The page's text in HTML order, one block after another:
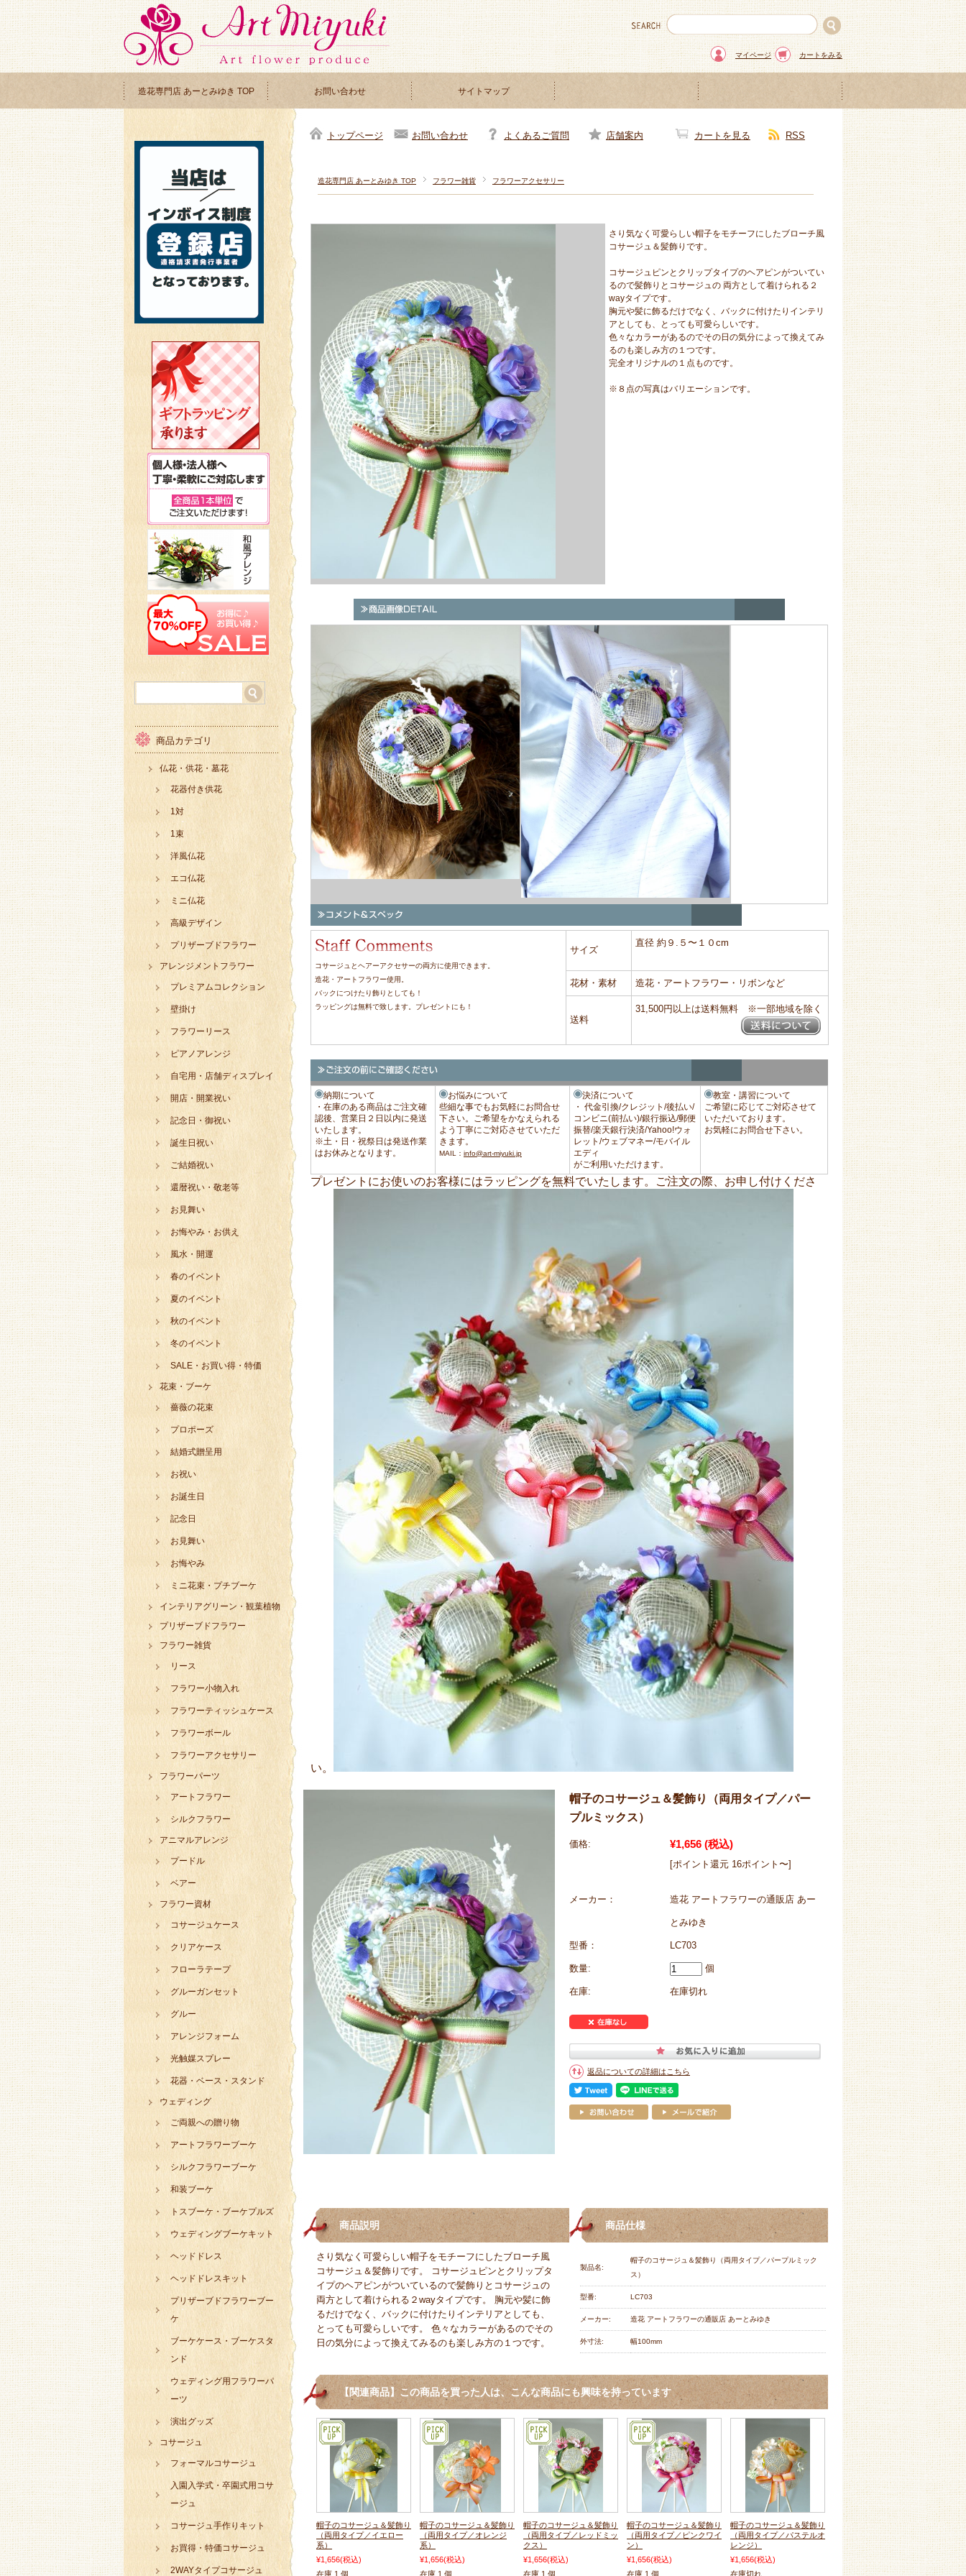
マイページ カートをみる
造花専門店 あーとみゆき TOP お問い合わせ サイトマップ
トップページ お問い合わせ よくあるご質問 店舗案内 カートを見る RSS
造花専門店 あーとみゆき TOP フラワー雑貨 フラワーアクセサリー
さり気なく可愛らしい帽子をモチーフにしたブローチ風
コサージュ＆髪飾りです。
コサージュピンとクリップタイプのヘアピンがついてい
るので髪飾りとコサージュの 両方として着けられる２
wayタイプです。
胸元や髪に飾るだけでなく、バックに付けたりインテリ
アとしても、とっても可愛らしいです。
色々なカラーがあるのでその日の気分によって換えてみ
るのも楽しみ方の１つです。
完全オリジナルの１点ものです。
※８点の写真はバリエーションです。
コサージュとヘアーアクセサーの両方に使用できます。
造花・アートフラワー使用。
バックにつけたり飾りとしても！
ラッピングは無料で致します。プレゼントにも！
サイズ
直径 約９.５〜１０cm
花材・素材 造花・アートフラワー・リボンなど
送料
31,500円以上は送料無料 ※一部地域を除く
納期について
・在庫のある商品はご注文確
認後、営業日２日以内に発送
いたします。
※土・日・祝祭日は発送作業
はお休みとなります。
お悩みについて
些細な事でもお気軽にお問合せ
下さい。ご希望をかなえられる
よう丁寧にご対応させていただ
きます。
MAIL： info@art-miyuki.jp
決済について
・ 代金引換/クレジット/後払い/
コンビニ(前払い)/銀行振込/郵便
振替/楽天銀行決済/Yahoo!ウォ
レット/ウェブマネー/モバイル
エディ
がご利用いただけます。
教室・講習について
ご希望に応じてご対応させて
いただいております。
お気軽にお問合せ下さい。
プレゼントにお使いのお客様にはラッピングを無料でいたします。ご注文の際、お申し付けくださ
い。
帽子のコサージュ＆髪飾り（両用タイプ／パー
プルミックス）
価格: ¥1,656 (税込)
[ポイント還元 16ポイント〜]
メーカー： 造花 アートフラワーの通販店 あー
とみゆき
型番： LC703
数量: 個
在庫: 在庫切れ
返品についての詳細はこちら
商品説明
さり気なく可愛らしい帽子をモチーフにしたブローチ風
コサージュ＆髪飾りです。 コサージュピンとクリップタ
イプのヘアピンがついているので髪飾りとコサージュの
両方として着けられる２wayタイプです。 胸元や髪に飾
るだけでなく、バックに付けたりインテリアとしても、
とっても可愛らしいです。 色々なカラーがあるのでその
日の気分によって換えてみるのも楽しみ方の１つです。
商品仕様
製品名:
帽子のコサージュ＆髪飾り（両用タイプ／パープルミック
ス）
型番: LC703
メーカー: 造花 アートフラワーの通販店 あーとみゆき
外寸法: 幅100mm
【関連商品】この商品を買った人は、こんな商品にも興味を持っています
帽子のコサージュ＆髪飾り
（両用タイプ／イエロー
系）
¥1,656(税込)
在庫 1 個
帽子のコサージュ＆髪飾り
（両用タイプ／オレンジ
系）
¥1,656(税込)
在庫 1 個
帽子のコサージュ＆髪飾り
（両用タイプ／レッドミッ
クス）
¥1,656(税込)
在庫 1 個
帽子のコサージュ＆髪飾り
（両用タイプ／ピンクワイ
ン）
¥1,656(税込)
在庫 1 個
帽子のコサージュ＆髪飾り
（両用タイプ／パステルオ
レンジ）
¥1,656(税込)
在庫切れ
商品カテゴリ
仏花・供花・墓花
花器付き供花
1対
1束
洋風仏花
エコ仏花
ミニ仏花
高級デザイン
プリザーブドフラワー
アレンジメントフラワー
プレミアムコレクション
壁掛け
フラワーリース
ピアノアレンジ
自宅用・店舗ディスプレイ
開店・開業祝い
記念日・御祝い
誕生日祝い
ご結婚祝い
還暦祝い・敬老等
お見舞い
お悔やみ・お供え
風水・開運
春のイベント
夏のイベント
秋のイベント
冬のイベント
SALE・お買い得・特価
花束・ブーケ
薔薇の花束
プロポーズ
結婚式贈呈用
お祝い
お誕生日
記念日
お見舞い
お悔やみ
ミニ花束・プチブーケ
インテリアグリーン・観葉植物
プリザーブドフラワー
フラワー雑貨
リース
フラワー小物入れ
フラワーティッシュケース
フラワーボール
フラワーアクセサリー
フラワーパーツ
アートフラワー
シルクフラワー
アニマルアレンジ
プードル
ベアー
フラワー資材
コサージュケース
クリアケース
フローラテープ
グルーガンセット
グルー
アレンジフォーム
光触媒スプレー
花器・ベース・スタンド
ウェディング
ご両親への贈り物
アートフラワーブーケ
シルクフラワーブーケ
和装ブーケ
トスブーケ・ブーケプルズ
ウェディングブーケキット
ヘッドドレス
ヘッドドレスキット
プリザーブドフラワーブー
ケ
ブーケケース・ブーケスタ
ンド
ウェディング用フラワーパ
ーツ
演出グッズ
コサージュ
フォーマルコサージュ
入園入学式・卒園式用コサ
ージュ
コサージュ手作りキット
お買得・特価コサージュ
2WAYタイプコサージュ